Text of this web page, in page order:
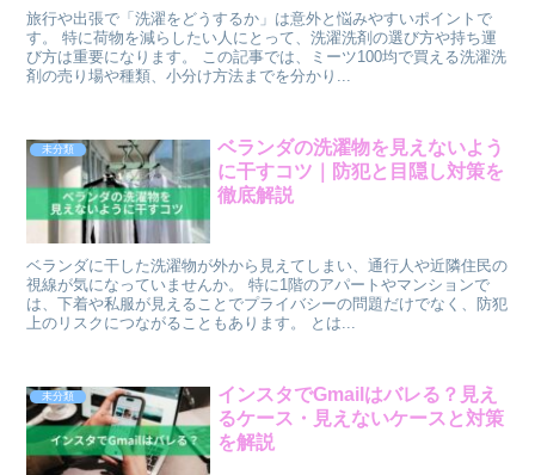
旅行や出張で「洗濯をどうするか」は意外と悩みやすいポイントで
す。 特に荷物を減らしたい人にとって、洗濯洗剤の選び方や持ち運
び方は重要になります。 この記事では、ミーツ100均で買える洗濯洗
剤の売り場や種類、小分け方法までを分かり...
未分類
ベランダの洗濯物を見えないよう
に干すコツ｜防犯と目隠し対策を
徹底解説
ベランダに干した洗濯物が外から見えてしまい、通行人や近隣住民の
視線が気になっていませんか。 特に1階のアパートやマンションで
は、下着や私服が見えることでプライバシーの問題だけでなく、防犯
上のリスクにつながることもあります。 とは...
未分類
インスタでGmailはバレる？見え
るケース・見えないケースと対策
を解説